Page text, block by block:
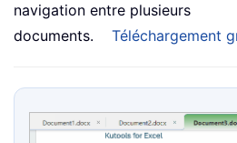
navigation entre plusieurs
documents.
Téléchargement